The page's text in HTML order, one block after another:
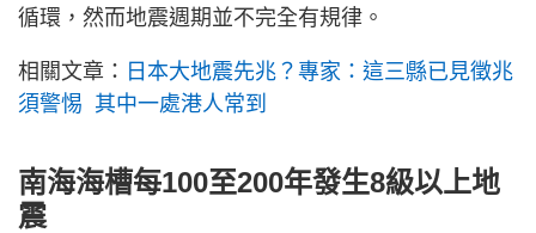
循環，然而地震週期並不完全有規律。
相關文章： 日本大地震先兆？專家：這三縣已見徵兆
須警惕 其中一處港人常到
南海海槽每100至200年發生8級以上地
震